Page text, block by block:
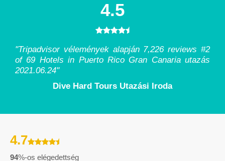
4.5
"Tripadvisor vélemények alapján 7,226 reviews #2
of 69 Hotels in Puerto Rico Gran Canaria utazás
2021.06.24"
Dive Hard Tours Utazási Iroda
4.7
94%-os elégedettség